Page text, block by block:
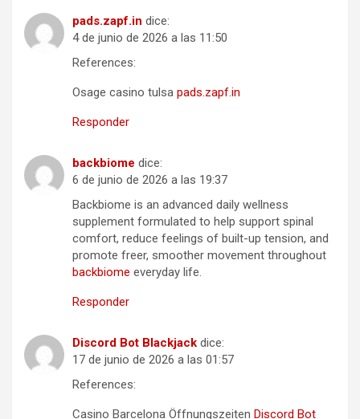
pads.zapf.in dice:
4 de junio de 2026 a las 11:50
References:
Osage casino tulsa pads.zapf.in
Responder
backbiome dice:
6 de junio de 2026 a las 19:37
Backbiome is an advanced daily wellness
supplement formulated to help support spinal
comfort, reduce feelings of built-up tension, and
promote freer, smoother movement throughout
backbiome everyday life.
Responder
Discord Bot Blackjack dice:
17 de junio de 2026 a las 01:57
References:
Casino Barcelona Öffnungszeiten Discord Bot